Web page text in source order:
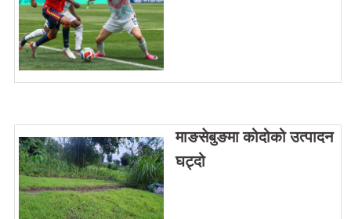
माङसेबुङमा कोदोको उत्पादन
घट्दो